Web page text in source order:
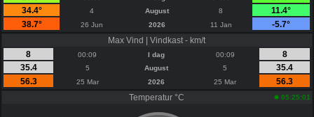
34.4°
4 August 8
11.4°
38.7°
26 Jun 2026 11 Jan
-5.7°
Max Vind | Vindkast - km/t
8
00:09 I dag 00:09
8
35.4
5 August 5
35.4
56.3
25 Mar 2026 25 Mar
56.3
Temperatur °C
05:25:01